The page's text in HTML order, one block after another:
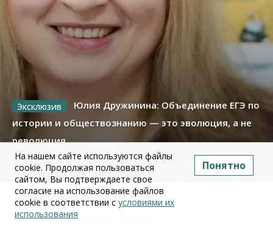
Юлия Дружинина: Объединение ЕГЭ по
истории и обществознанию — это эволюция, а не
революция
02 июля 2026
Про Бизнес
Бизнес Право&Порядок
На нашем сайте используются файлы
cookie. Продолжая пользоваться
сайтом, Вы подтверждаете свое
согласие на использование файлов
cookie в соответствии с условиями их
использования
Понятно